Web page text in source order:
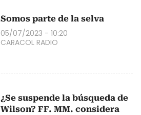
Somos parte de la selva
05/07/2023 - 10:20
CARACOL RADIO
¿Se suspende la búsqueda de
Wilson? FF. MM. considera